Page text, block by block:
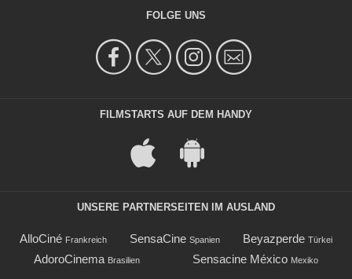
FOLGE UNS
FILMSTARTS AUF DEM HANDY
UNSERE PARTNERSEITEN IM AUSLAND
AlloCiné Frankreich SensaCine Spanien Beyazperde Türkei
AdoroCinema Brasilien Sensacine México Mexiko